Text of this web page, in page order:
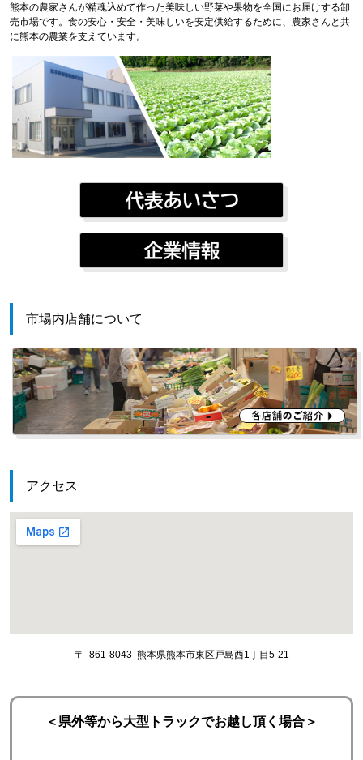
熊本の農家さんが精魂込めて作った美味しい野菜や果物を全国にお届けする卸
売市場です。食の安心・安全・美味しいを安定供給するために、農家さんと共
に熊本の農業を支えています。
市場内店舗について
アクセス
〒 861-8043 熊本県熊本市東区戸島西1丁目5-21
＜県外等から大型トラックでお越し頂く場合＞